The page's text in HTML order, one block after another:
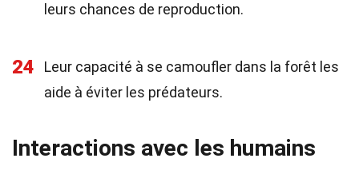
leurs chances de reproduction.
24
Leur capacité à se camoufler dans la forêt les
aide à éviter les prédateurs.
Interactions avec les humains